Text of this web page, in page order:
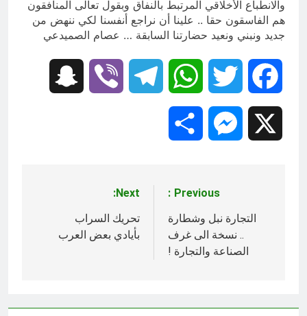
والانطباع الأخلاقي المرتبط بالنفاق وبقول تعالى المنافقون
هم الفاسقون حقا .. علينا أن نراجع أنفسنا لكي ننهض من
جديد ونبني ونعيد حضارتنا السابقة … عصام الصميدعي
Facebook
Twitter
WhatsApp
Telegram
Viber
Messenger
المقالات
Previous:
التجارة نبل وشطارة
.. نسخة الى غرف
الصناعة والتجارة !
Next:
تحريك السراب
بأيادي بعض العرب